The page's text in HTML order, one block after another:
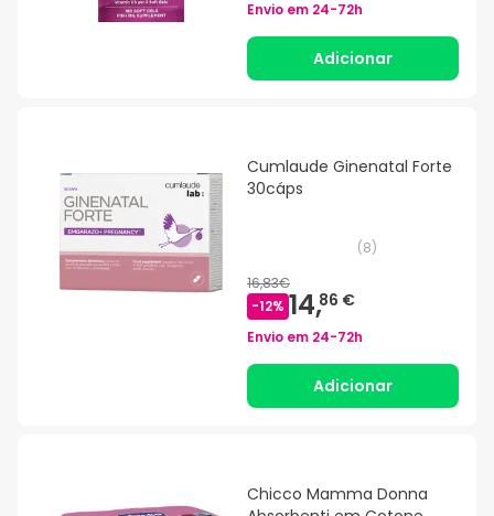
Envio em 24-72h
Adicionar
Cumlaude Ginenatal Forte
30cáps
(8)
16,83€
-12% 14,86 €
Envio em 24-72h
Adicionar
Chicco Mamma Donna